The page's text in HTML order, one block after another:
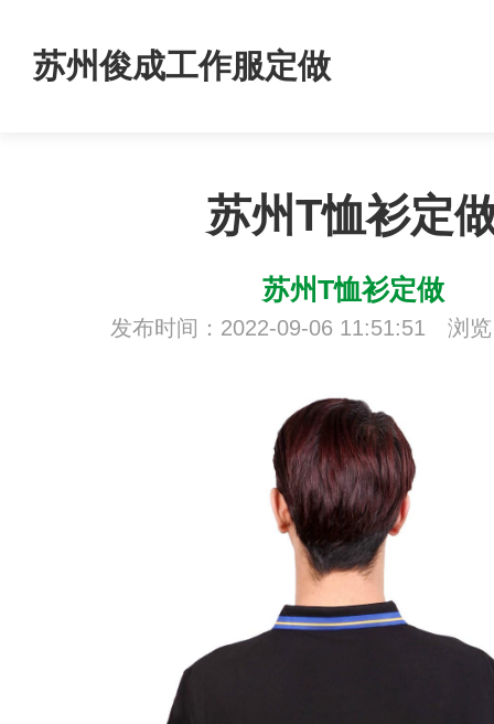
苏州俊成工作服定做
苏州T恤衫定
苏州T恤衫定做
发布时间：2022-09-06 11:51:51 浏览